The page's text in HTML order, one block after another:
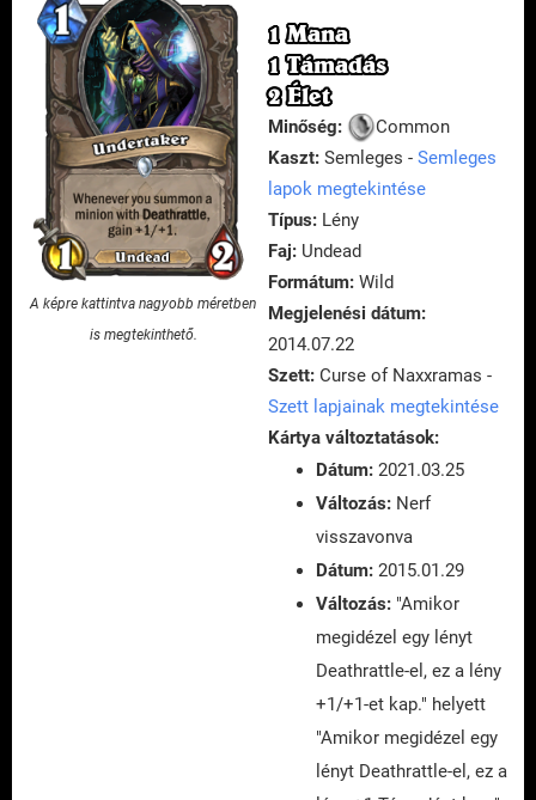
A képre kattintva nagyobb méretben
is megtekinthető.
1 Mana
1 Támadás
2 Élet
Minőség:
Common
Kaszt: Semleges - Semleges
lapok megtekintése
Típus: Lény
Faj: Undead
Formátum: Wild
Megjelenési dátum:
2014.07.22
Szett: Curse of Naxxramas -
Szett lapjainak megtekintése
Kártya változtatások:
Dátum: 2021.03.25
Változás: Nerf
visszavonva
Dátum: 2015.01.29
Változás: "Amikor
megidézel egy lényt
Deathrattle-el, ez a lény
+1/+1-et kap." helyett
"Amikor megidézel egy
lényt Deathrattle-el, ez a